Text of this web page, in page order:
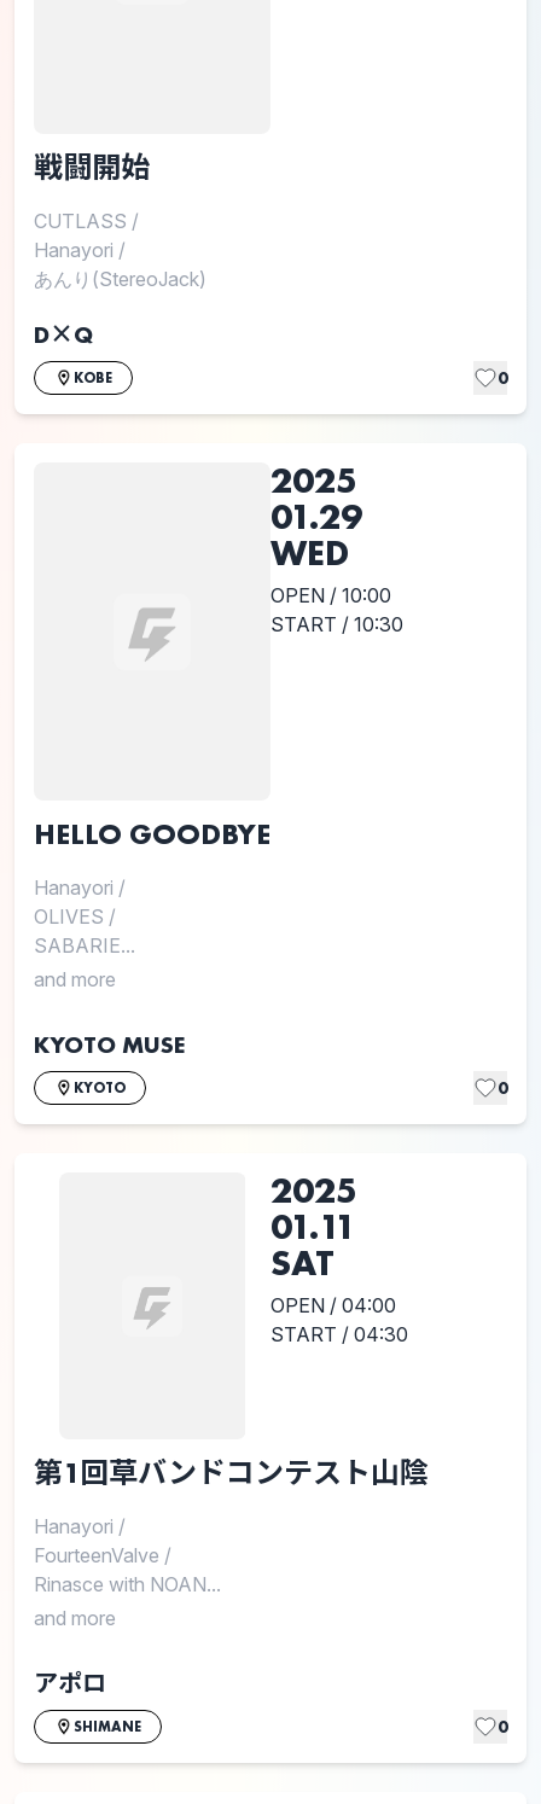
戦闘開始
CUTLASS /
Hanayori /
あんり(StereoJack)
D×Q
KOBE 0
2025
01.29
WED
OPEN / 10:00
START / 10:30
HELLO GOODBYE
Hanayori /
OLIVES /
SABARIE...
and more
KYOTO MUSE
KYOTO 0
2025
01.11
SAT
OPEN / 04:00
START / 04:30
第1回草バンドコンテスト山陰
Hanayori /
FourteenValve /
Rinasce with NOAN...
and more
アポロ
SHIMANE 0